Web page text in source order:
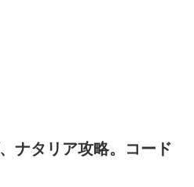
ナタリア攻略。コード